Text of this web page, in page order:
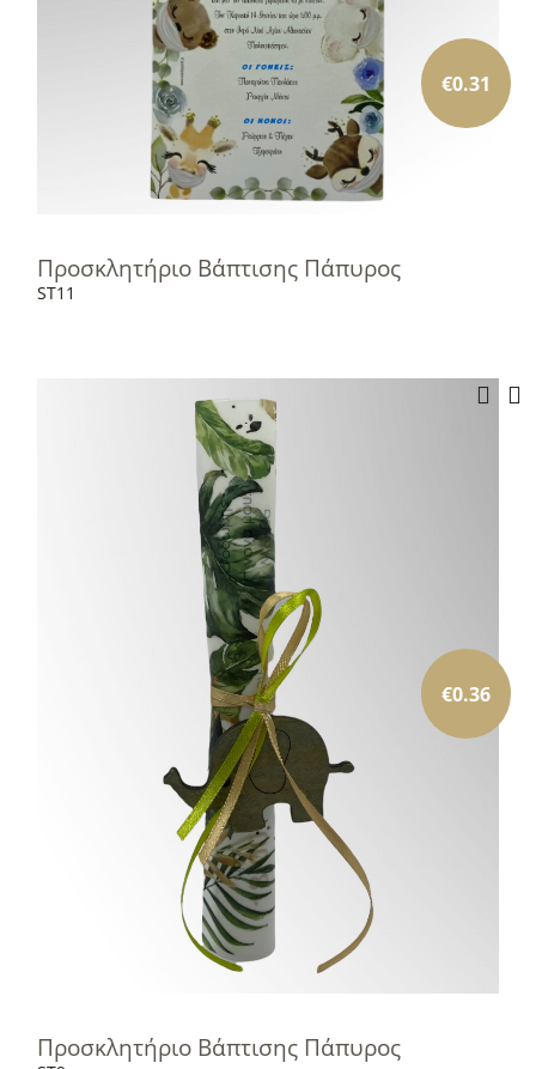
Προσκλητήριο Βάπτισης Πάπυρος
ST11
€0.31
Προσκλητήριο Βάπτισης Πάπυρος
€0.36